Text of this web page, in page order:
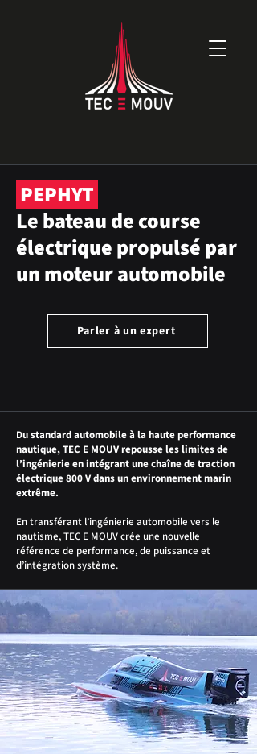
PEPHYT
Le bateau de course
électrique propulsé par
un moteur automobile
Parler à un expert
Du standard automobile à la haute performance
nautique, TEC E MOUV repousse les limites de
l’ingénierie en intégrant une chaîne de traction
électrique 800 V dans un environnement marin
extrême.
En transférant l’ingénierie automobile vers le
nautisme, TEC E MOUV crée une nouvelle
référence de performance, de puissance et
d’intégration système.